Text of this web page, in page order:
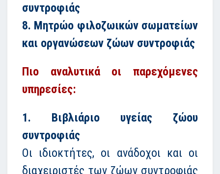
συντροφιάς
8. Μητρώο φιλοζωικών σωματείων
και οργανώσεων ζώων συντροφιάς
Πιο αναλυτικά οι παρεχόμενες
υπηρεσίες:
1. Βιβλιάριο υγείας ζώου
συντροφιάς
Οι ιδιοκτήτες, οι ανάδοχοι και οι
διαχειριστές των ζώων συντροφιάς